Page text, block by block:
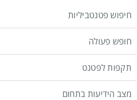
חיפוש פטנטביליות
חופש פעולה
תקפות לפטנט
מצב הידיעות בתחום